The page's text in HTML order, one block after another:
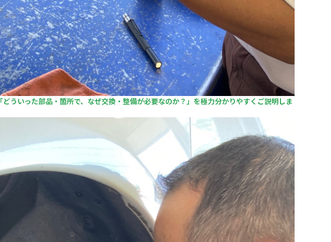
「どういった部品・箇所で、なぜ交換・整備が必要なのか？」を極力分かりやすくご説明しま